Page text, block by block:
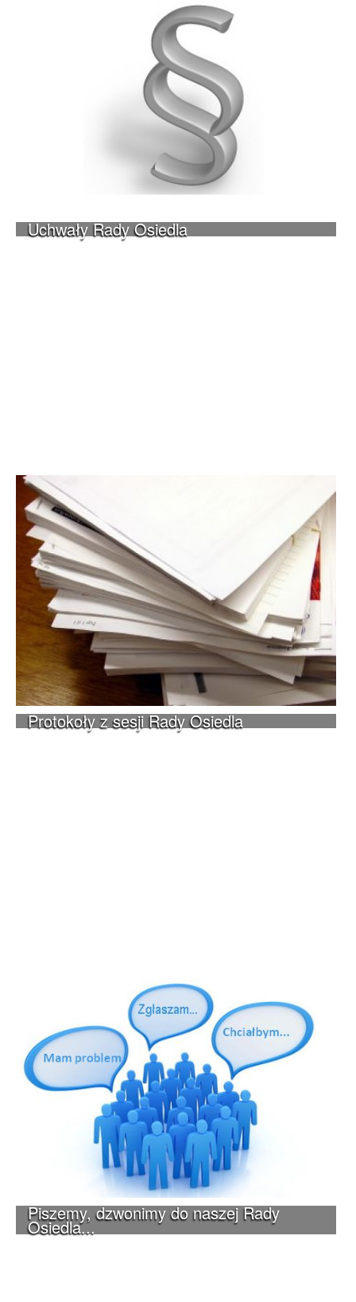
Uchwały Rady Osiedla
Protokoły z sesji Rady Osiedla
Piszemy, dzwonimy do naszej Rady
Osiedla...